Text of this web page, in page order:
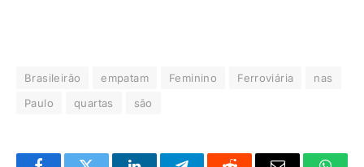
Brasileirão empatam Feminino Ferroviária
nas
Paulo
quartas são